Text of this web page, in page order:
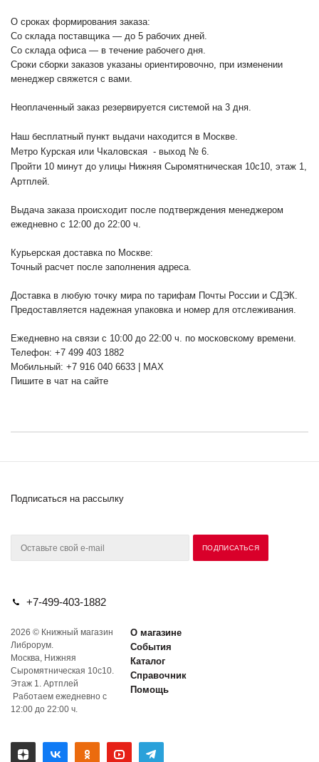
О сроках формирования заказа:
Со склада поставщика — до 5 рабочих дней.
Со склада офиса — в течение рабочего дня.
Сроки сборки заказов указаны ориентировочно, при изменении
менеджер свяжется с вами.
Неоплаченный заказ резервируется системой на 3 дня.
Наш бесплатный пункт выдачи находится в Москве.
Метро Курская или Чкаловская - выход № 6.
Пройти 10 минут до улицы Нижняя Сыромятническая 10с10, этаж 1,
Артплей.
Выдача заказа происходит после подтверждения менеджером
ежедневно с 12:00 до 22:00 ч.
Курьерская доставка по Москве:
Точный расчет после заполнения адреса.
Доставка в любую точку мира по тарифам Почты России и СДЭК.
Предоставляется надежная упаковка и номер для отслеживания.
Ежедневно на связи с 10:00 до 22:00 ч. по московскому времени.
Телефон: +7 499 403 1882
Мобильный: +7 916 040 6633 | MAX
Пишите в чат на сайте
Подписаться на рассылку
+7-499-403-1882
2026 © Книжный магазин
Либрорум.
Москва, Нижняя
Сыромятническая 10с10.
Этаж 1. Артплей
Работаем ежедневно с
12:00 до 22:00 ч.
О магазине
События
Каталог
Справочник
Помощь